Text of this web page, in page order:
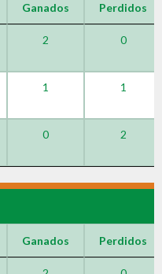
Ganados Perdidos
2 0
1 1
0 2
Ganados Perdidos